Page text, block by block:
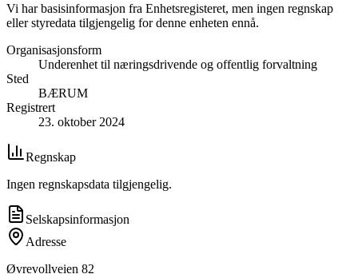
Vi har basisinformasjon fra Enhetsregisteret, men ingen regnskap
eller styredata tilgjengelig for denne enheten ennå.
Organisasjonsform
Underenhet til næringsdrivende og offentlig forvaltning
Sted
BÆRUM
Registrert
23. oktober 2024
Regnskap
Ingen regnskapsdata tilgjengelig.
Selskapsinformasjon
Adresse
Øvrevollveien 82